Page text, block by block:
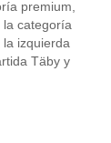
premium,
la categoría
izquierda
Täby y